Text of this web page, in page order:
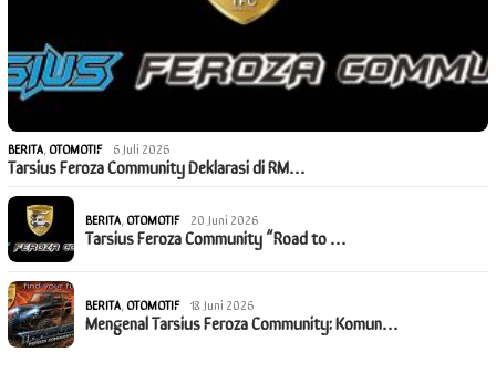
BERITA,OTOMOTIF 6 Juli 2026
Tarsius Feroza Community Deklarasi di RM…
BERITA,OTOMOTIF 20 Juni 2026
Tarsius Feroza Community “Road to …
BERITA,OTOMOTIF 18 Juni 2026
Mengenal Tarsius Feroza Community: Komun…